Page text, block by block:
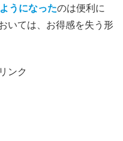
うになったのは便利に
いては、お得感を失う形
ンク